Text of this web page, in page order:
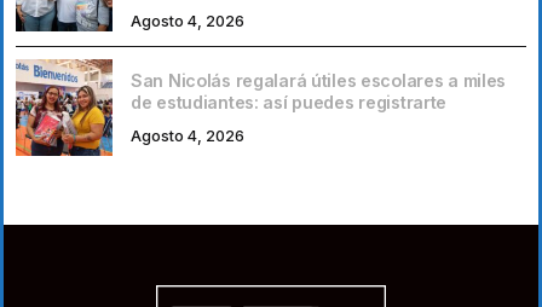
Agosto 4, 2026
San Nicolás regalará útiles escolares a miles
de estudiantes: así puedes registrarte
Agosto 4, 2026